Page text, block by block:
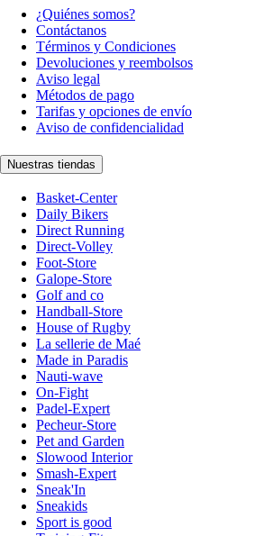
¿Quiénes somos?
Contáctanos
Términos y Condiciones
Devoluciones y reembolsos
Aviso legal
Métodos de pago
Tarifas y opciones de envío
Aviso de confidencialidad
Nuestras tiendas
Basket-Center
Daily Bikers
Direct Running
Direct-Volley
Foot-Store
Galope-Store
Golf and co
Handball-Store
House of Rugby
La sellerie de Maé
Made in Paradis
Nauti-wave
On-Fight
Padel-Expert
Pecheur-Store
Pet and Garden
Slowood Interior
Smash-Expert
Sneak'In
Sneakids
Sport is good